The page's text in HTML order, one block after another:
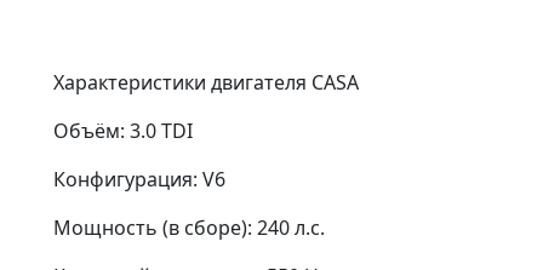
Характеристики двигателя CASA
Объём: 3.0 TDI
Конфигурация: V6
Мощность (в сборе): 240 л.с.